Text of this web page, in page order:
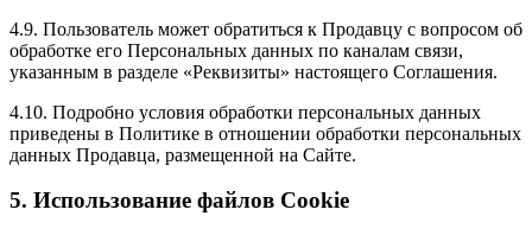
4.9. Пользователь может обратиться к Продавцу с вопросом об
обработке его Персональных данных по каналам связи,
указанным в разделе «Реквизиты» настоящего Соглашения.
4.10. Подробно условия обработки персональных данных
приведены в Политике в отношении обработки персональных
данных Продавца, размещенной на Сайте.
5. Использование файлов Cookie